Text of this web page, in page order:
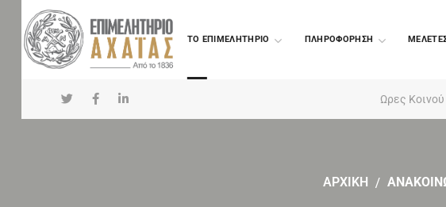
TO ΕΠΙΜΕΛΗΤΗΡΙΟ ΠΛΗΡΟΦΟΡΗΣΗ
Ωρες
ΑΡΧΙΚΗ